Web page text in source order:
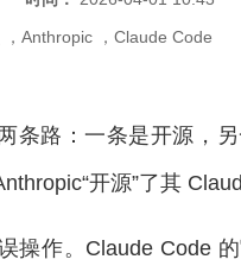
， Anthropic ， Claude Code
条路：一条是开源，
开源”了其
操作。Claude Code